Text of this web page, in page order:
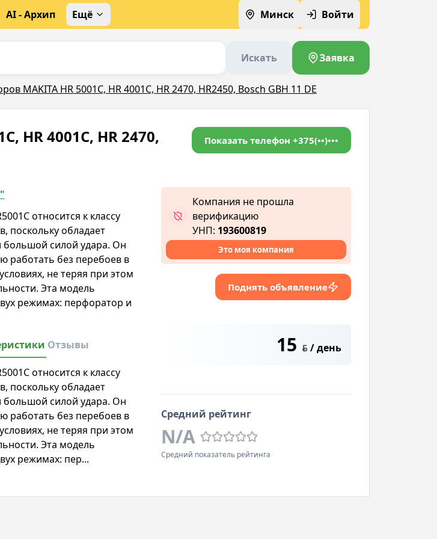
AI - Архип Ещё Минск Войти
Искать Заявка
MAKITA HR 5001C, HR 4001C, HR 2470, HR2450, Bosch GBH 11 DE
HR 4001C, HR 2470,
Показать телефон +375(••)•••
относится к классу
поскольку обладает
силой удара. Он
работать без перебоев в
не теряя при этом
Эта модель
режимах: перфоратор и
Отзывы
относится к классу
поскольку обладает
силой удара. Он
работать без перебоев в
не теряя при этом
Эта модель
режимах: пер...
Компания не прошла
верификацию
УНП: 193600819
Это моя компания
Поднять объявление
15 BYN / день
Средний рейтинг
N/A
Средний показатель рейтинга